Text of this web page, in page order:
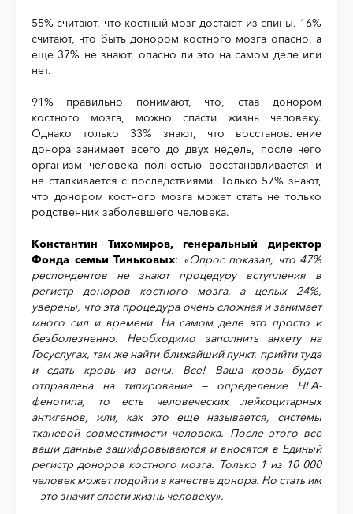
55% считают, что костный мозг достают из спины. 16%
считают, что быть донором костного мозга опасно, а
еще 37% не знают, опасно ли это на самом деле или
нет.
91% правильно понимают, что, став донором
костного мозга, можно спасти жизнь человеку.
Однако только 33% знают, что восстановление
донора занимает всего до двух недель, после чего
организм человека полностью восстанавливается и
не сталкивается с последствиями. Только 57% знают,
что донором костного мозга может стать не только
родственник заболевшего человека.
Константин Тихомиров, генеральный директор
Фонда семьи Тиньковых: «Опрос показал, что 47%
респондентов не знают процедуру вступления в
регистр доноров костного мозга, а целых 24%,
уверены, что эта процедура очень сложная и занимает
много сил и времени. На самом деле это просто и
безболезненно. Необходимо заполнить анкету на
Госуслугах, там же найти ближайший пункт, прийти туда
и сдать кровь из вены. Все! Ваша кровь будет
отправлена на типирование — определение HLA-
фенотипа, то есть человеческих лейкоцитарных
антигенов, или, как это еще называется, системы
тканевой совместимости человека. После этого все
ваши данные зашифровываются и вносятся в Единый
регистр доноров костного мозга. Только 1 из 10 000
человек может подойти в качестве донора. Но стать им
— это значит спасти жизнь человеку».